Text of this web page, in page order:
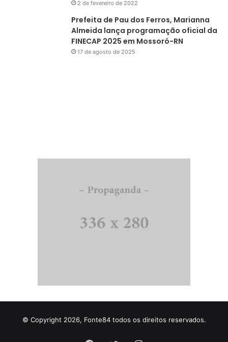
2 de fevereiro de 2022
Prefeita de Pau dos Ferros, Marianna
Almeida lança programação oficial da
FINECAP 2025 em Mossoró-RN
17 de agosto de 2025
© Copyright 2026, Fonte84 todos os direitos reservados.